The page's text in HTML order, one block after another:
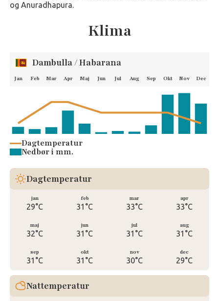
og Anuradhapura.
Klima
Dambulla / Habarana
Jan Feb Mar Apr Maj Jun Jul Aug Sep Okt Nov Dec
Dagtemperatur
Nedbør i mm.
Dagtemperatur
jan
29°C
feb
31°C
mar
33°C
apr
33°C
maj
32°C
jun
31°C
jul
31°C
aug
31°C
sep
31°C
okt
31°C
nov
30°C
dec
29°C
Nattemperatur